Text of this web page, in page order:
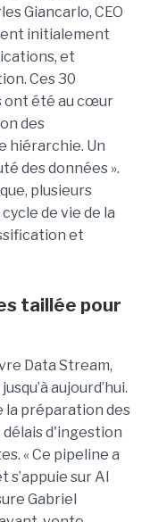
Giancarlo, CEO
initialement
et
Ces 30
ont été au cœur
des
hiérarchie. Un
des données ».
plusieurs
de vie de la
et
taillée pour
Data Stream,
aujourd’hui.
la préparation des
d'ingestion
« Ce pipeline a
s’appuie sur AI
Gabriel